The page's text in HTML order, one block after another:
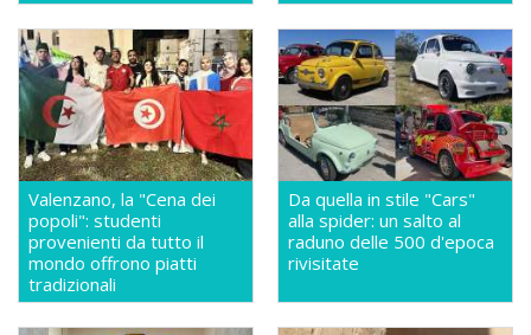
Valenzano, la "Cena dei
popoli": studenti
provenienti da tutto il
mondo offrono piatti
tradizionali
Da quella in stile "Cars"
alla spider: un salto al
raduno delle 500 d'epoca
rivisitate